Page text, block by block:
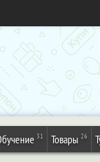
31 Товары 26